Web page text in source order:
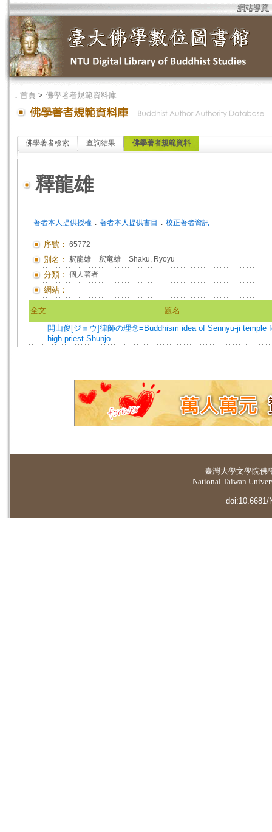
網站導覽
． 首頁 > 佛學著者規範資料庫
佛學著者檢索 查詢結果 佛學著者規範資料
釋龍雄
著者本人提供授權 ． 著者本人提供書目 ． 校正著者資訊
序號： 65772
別名： 釈龍雄 = 釈竜雄 = Shaku, Ryoyu
分類： 個人著者
網站：
全文
題名
開山俊[ジョウ]律師の理念=Buddhism idea of Sennyu-ji temple
high priest Shunjo
臺灣大學文學院佛
National Taiwan
doi:10.6681/